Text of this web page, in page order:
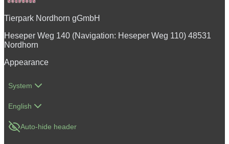
Tierpark Nordhorn gGmbH
Heseper Weg 140 (Navigation: Heseper Weg 110) 48531
Nordhorn
Appearance
System
English
Auto-hide header